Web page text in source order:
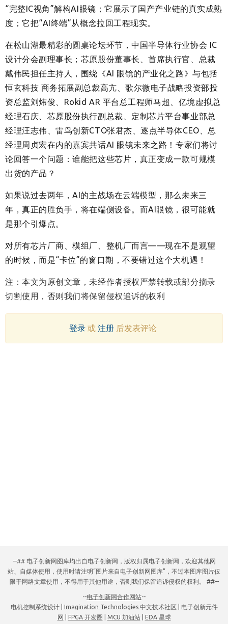
“完整IC视角”解构AI眼镜；它展示了国产产业链的真实成熟
度；它把“AI终端”从概念拉回工程现实。
在松山湖最精彩的圆桌论坛环节，中国半导体行业协会 IC
设计分会副理事长；芯原股份董事长、首席执行官、总裁
戴伟民担任主持人，围绕《AI 眼镜的产业化之路》与包括
恒玄科技 商务拓展副总裁高亢、歌尔微电子战略投资部投
资总监刘炜俊、Rokid AR 平台总工程师马超、亿境虚拟总
经理石庆、芯原股份执行副总裁、定制芯片平台事业部总
经理汪志伟、雷鸟创新CTO张君杰、逐点半导体CEO、总
经理周贞宏在内的嘉宾共话AI 眼镜未来之路！专家们将讨
论回答一个问题：谁能把这些芯片，真正变成一款可规模
出货的产品？
如果说过去两年，AI的主战场在云端模型，那么未来三
年，真正的胜负手，将在端侧设备。而AI眼镜，很可能就
是那个引爆点。
对所有芯片厂商、模组厂、整机厂而言——现在不是观望
的时候，而是“卡位”的窗口期，不要错过这个大机遇！
注：本文为原创文章，未经作者授权严禁转载或部分摘录
切割使用，否则我们将保留侵权追诉的权利
登录或 注册后发表评论
--## 电子创新网图库均出自电子创新网，版权归属电子创新网，欢迎其他网
站、自媒体使用，使用时请注明“图片来自电子创新网图库”，不过本图库图片仅
限于网络文章使用，不得用于其他用途，否则我们保留追诉侵权的权利。 ##--
--电子创新网合作网站--
电机控制系统设计| Imagination Technologies 中文技术社区
电子创新元件
网
FPGA 开发圈 MCU 加油站| EDA 星球